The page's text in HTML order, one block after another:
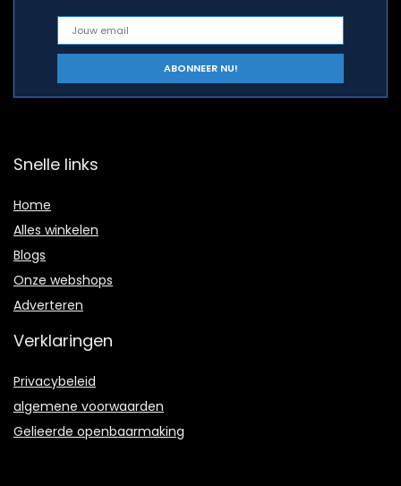
Snelle links
Home
Alles winkelen
Blogs
Onze webshops
Adverteren
Verklaringen
Privacybeleid
algemene voorwaarden
Gelieerde openbaarmaking